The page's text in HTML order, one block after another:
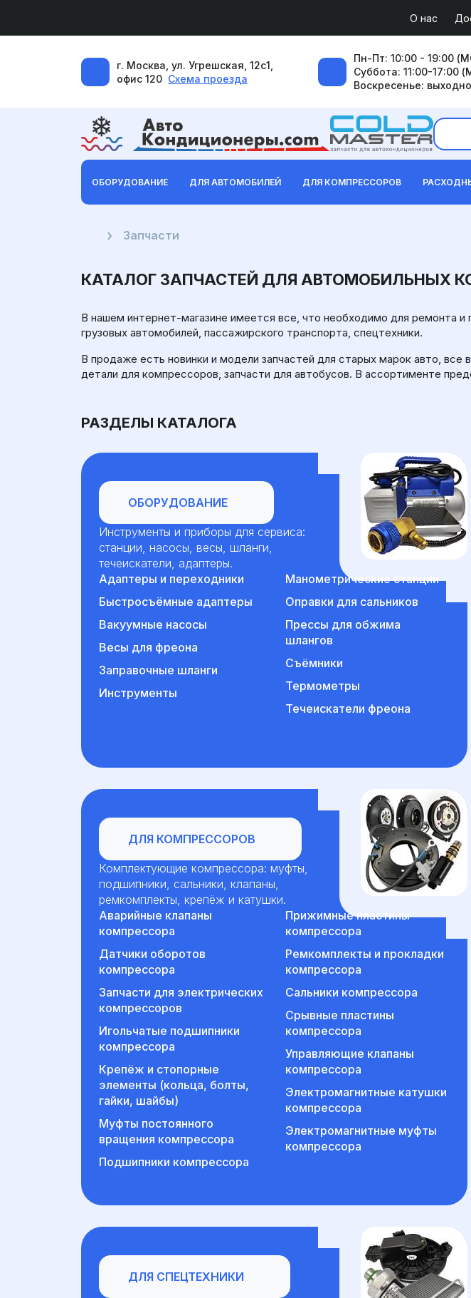
О нас
г. Москва, ул. Угрешская, 12с1,
офис 120 Схема проезда
Пн-Пт: 10:00 - 19:00
Суббота: 11:00-17:00
Воскресенье:
ОБОРУДОВАНИЕ ДЛЯ АВТОМОБИЛЕЙ ДЛЯ КОМПРЕССОРОВ
ГлавнаяЗапчасти
КАТАЛОГ ЗАПЧАСТЕЙ ДЛЯ АВТОМОБИЛЬНЫХ
В нашем интернет-магазине имеется все, что необходимо для ремонта и
грузовых автомобилей, пассажирского транспорта, спецтехники.
В продаже есть новинки и модели запчастей для старых марок авто, все
детали для компрессоров, запчасти для автобусов. В ассортименте
РАЗДЕЛЫ КАТАЛОГА
Оборудование
ОБОРУДОВАНИЕ
Инструменты и приборы для сервиса:
станции, насосы, весы, шланги,
течеискатели, адаптеры.
Адаптеры и переходники
Быстросъёмные адаптеры
Вакуумные насосы
Весы для фреона
Заправочные шланги
Инструменты
Манометрические станции
Оправки для сальников
Прессы для обжима
шлангов
Съёмники
Термометры
Течеискатели фреона
Для компрессоров
ДЛЯ КОМПРЕССОРОВ
Комплектующие компрессора: муфты,
подшипники, сальники, клапаны,
ремкомплекты, крепёж и катушки.
Аварийные клапаны
компрессора
Датчики оборотов
компрессора
Запчасти для электрических
компрессоров
Игольчатые подшипники
компрессора
Крепёж и стопорные
элементы (кольца, болты,
гайки, шайбы)
Муфты постоянного
вращения компрессора
Подшипники компрессора
Прижимные пластины
компрессора
Ремкомплекты и прокладки
компрессора
Сальники компрессора
Срывные пластины
компрессора
Управляющие клапаны
компрессора
Электромагнитные катушки
компрессора
Электромагнитные муфты
компрессора
Для спецтехники
ДЛЯ СПЕЦТЕХНИКИ